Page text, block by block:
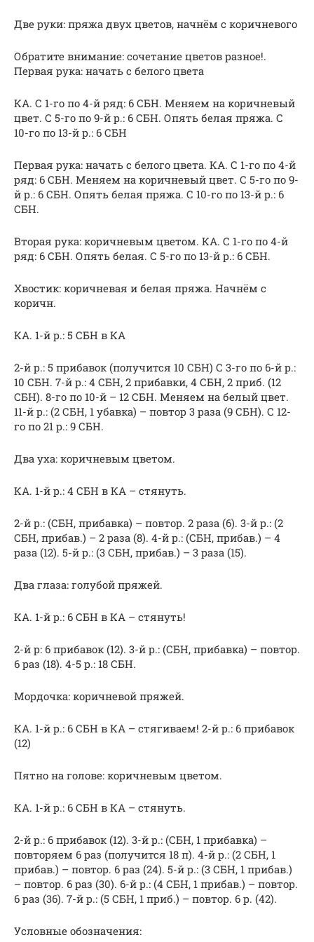
Две руки: пряжа двух цветов, начнём с коричневого
Обратите внимание: сочетание цветов разное!.
Первая рука: начать с белого цвета
КА. С 1-го по 4-й ряд: 6 СБН. Меняем на коричневый
цвет. С 5-го по 9-й р.: 6 СБН. Опять белая пряжа. С
10-го по 13-й р.: 6 СБН
Первая рука: начать с белого цвета. КА. С 1-го по 4-й
ряд: 6 СБН. Меняем на коричневый цвет. С 5-го по 9-
й р.: 6 СБН. Опять белая пряжа. С 10-го по 13-й р.: 6
СБН.
Вторая рука: коричневым цветом. КА. С 1-го по 4-й
ряд: 6 СБН. Опять белая. С 5-го по 13-й р.: 6 СБН.
Хвостик: коричневая и белая пряжа. Начнём с
коричн.
КА. 1-й р.: 5 СБН в КА
2-й р.: 5 прибавок (получится 10 СБН) С 3-го по 6-й р.:
10 СБН. 7-й р.: 4 СБН, 2 прибавки, 4 СБН, 2 приб. (12
СБН). 8-го по 10-й – 12 СБН. Меняем на белый цвет.
11-й р.: (2 СБН, 1 убавка) – повтор 3 раза (9 СБН). С 12-
го по 21 р.: 9 СБН.
Два уха: коричневым цветом.
КА. 1-й р.: 4 СБН в КА – стянуть.
2-й р.: (СБН, прибавка) – повтор. 2 раза (6). 3-й р.: (2
СБН, прибав.) – 2 раза (8). 4-й р.: (СБН, прибав.) – 4
раза (12). 5-й р.: (3 СБН, прибав.) – 3 раза (15).
Два глаза: голубой пряжей.
КА. 1-й р.: 6 СБН в КА – стянуть!
2-й р: 6 прибавок (12). 3-й р.: (СБН, прибавка) – повтор.
6 раз (18). 4-5 р.: 18 СБН.
Мордочка: коричневой пряжей.
КА. 1-й р.: 6 СБН в КА – стягиваем! 2-й р.: 6 прибавок
(12)
Пятно на голове: коричневым цветом.
КА. 1-й р.: 6 СБН в КА – стянуть.
2-й р.: 6 прибавок (12). 3-й р.: (СБН, 1 прибавка) –
повторяем 6 раз (получится 18 п). 4-й р.: (2 СБН, 1
прибав.) – повтор. 6 раз (24). 5-й р.: (3 СБН, 1 прибав.)
– повтор. 6 раз (30). 6-й р.: (4 СБН, 1 прибав.) – повтор.
6 раз (36). 7-й р.: (5 СБН, 1 приб.) – повтор. 6 р. (42).
Условные обозначения: